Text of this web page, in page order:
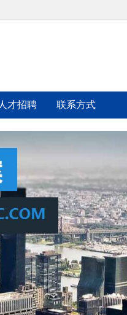
人才招聘 联系方式